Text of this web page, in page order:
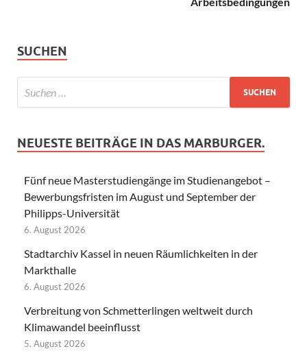
SUCHEN
NEUESTE BEITRÄGE IN DAS MARBURGER.
Fünf neue Masterstudiengänge im Studienangebot –
Bewerbungsfristen im August und September der
Philipps-Universität
6. August 2026
Stadtarchiv Kassel in neuen Räumlichkeiten in der
Markthalle
6. August 2026
Verbreitung von Schmetterlingen weltweit durch
Klimawandel beeinflusst
5. August 2026